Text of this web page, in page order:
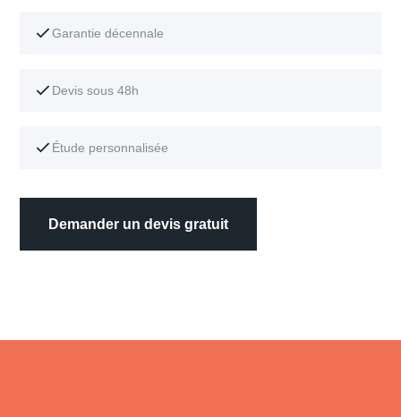
Garantie décennale
Devis sous 48h
Étude personnalisée
Demander un devis gratuit